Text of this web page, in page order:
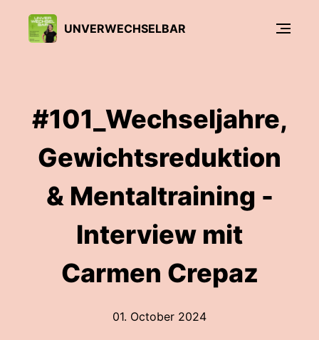
UNVERWECHSELBAR
#101_Wechseljahre,
Gewichtsreduktion
& Mentaltraining -
Interview mit
Carmen Crepaz
01. October 2024